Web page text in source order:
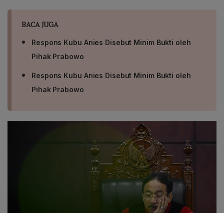
BACA JUGA
Respons Kubu Anies Disebut Minim Bukti oleh
Pihak Prabowo
Respons Kubu Anies Disebut Minim Bukti oleh
Pihak Prabowo